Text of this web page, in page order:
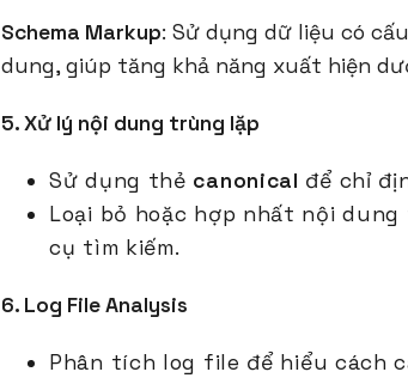
Schema Markup: Sử dụng dữ liệu có
dung, giúp tăng khả năng xuất hiện
5. Xử lý nội dung trùng lặp
Sử dụng thẻ canonical để chỉ
Loại bỏ hoặc hợp nhất nội
cụ tìm kiếm.
6. Log File Analysis
Phân tích log file để hiểu cách